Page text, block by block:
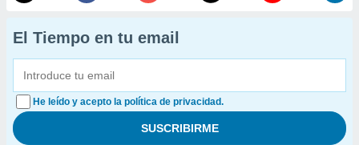
El Tiempo en tu email
He leído y acepto la política de privacidad.